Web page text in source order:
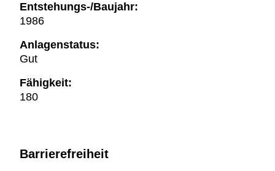
Entstehungs-/Baujahr:
1986
Anlagenstatus:
Gut
Fähigkeit:
180
Barrierefreiheit